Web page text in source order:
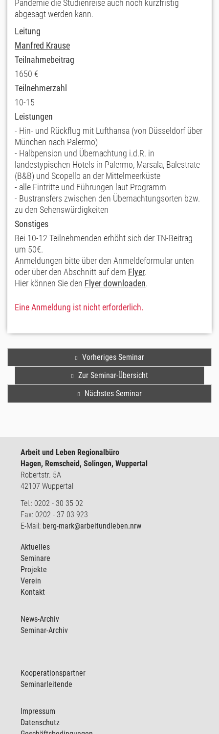
Pandemie die Studienreise auch noch kurzfristig
abgesagt werden kann.
Leitung
Manfred Krause
Teilnahmebeitrag
1650 €
Teilnehmerzahl
10-15
Leistungen
- Hin- und Rückflug mit Lufthansa (von Düsseldorf über
München nach Palermo)
- Halbpension und Übernachtung i.d.R. in
landestypischen Hotels in Palermo, Marsala, Balestrate
(B&B) und Scopello an der Mittelmeerküste
- alle Eintritte und Führungen laut Programm
- Bustransfers zwischen den Übernachtungsorten bzw.
zu den Sehenswürdigkeiten
Sonstiges
Bei 10-12 Teilnehmenden erhöht sich der TN-Beitrag
um 50€.
Anmeldungen bitte über den Anmeldeformular unten
oder über den Abschnitt auf dem Flyer.
Hier können Sie den Flyer downloaden.
Eine Anmeldung ist nicht erforderlich.
Vorheriges Seminar
Zur Seminar-Übersicht
Nächstes Seminar
Arbeit und Leben Regionalbüro
Hagen, Remscheid, Solingen, Wuppertal
Robertstr. 5A
42107 Wuppertal
Tel.: 0202 - 30 35 02
Fax: 0202 - 37 03 923
E-Mail: berg-mark@arbeitundleben.nrw
Aktuelles
Seminare
Projekte
Verein
Kontakt
News-Archiv
Seminar-Archiv
Kooperationspartner
Seminarleitende
Impressum
Datenschutz